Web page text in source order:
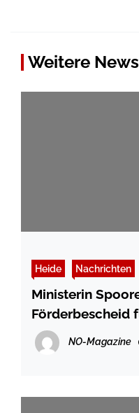
Weitere News
Heide Nachrichten
Ministerin
Förderbescheid
Museum in Heide
NO-Magazine